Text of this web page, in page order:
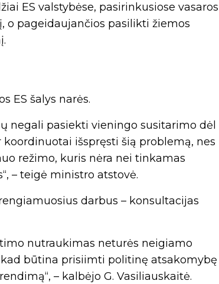
ES valstybėse, pasirinkusiose vasaros
o pageidaujančios pasilikti žiemos
ES šalys narės.
negali pasiekti vieningo susitarimo dėl
išspręsti šią problemą, nes
režimo, kuris nėra nei tinkamas
– teigė ministro atstovė.
darbus – konsultacijas
nutraukimas neturės neigiamo
būtina prisiimti politinę atsakomybę
– kalbėjo G. Vasiliauskaitė.